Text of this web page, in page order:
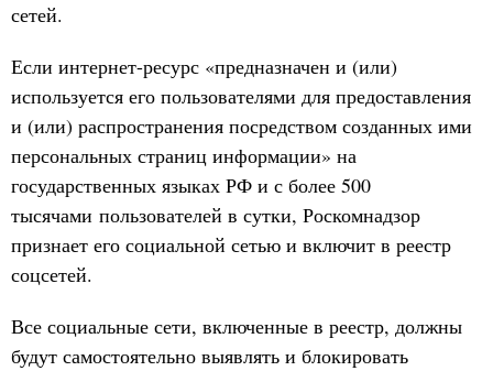
сетей.
Если интернет-ресурс «предназначен и (или)
используется его пользователями для предоставления
и (или) распространения посредством созданных ими
персональных страниц информации» на
государственных языках РФ и с более 500
тысячами пользователей в сутки, Роскомнадзор
признает его социальной сетью и включит в реестр
соцсетей.
Все социальные сети, включенные в реестр, должны
будут самостоятельно выявлять и блокировать